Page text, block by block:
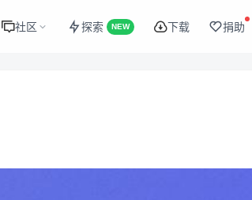
社区 探索 NEW 下载 捐助